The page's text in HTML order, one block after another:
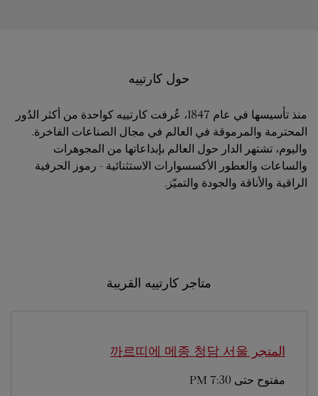
حول كارتييه
منذ تأسيسها في عام 1847، عُرفت كارتييه كواحدة من أكثر الدُور
المحترمة والمرموقة في العالم في مجال الصناعات الفاخرة.
واليوم، تشتهر الدار حول العالم بإبداعاتها من المجوهرات
والساعات والعطور الأكسسوارات الاستثنائية - رموز الحرفية
الراقية والأناقة والجودة والتميّز.
متاجر كارتييه القريبة
المتجر 까르띠에 메종 청담 서울
مفتوح حتى 7:30 PM